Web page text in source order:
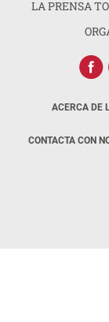
LA PRENSA
ACERCA DE
CONTACTA CON